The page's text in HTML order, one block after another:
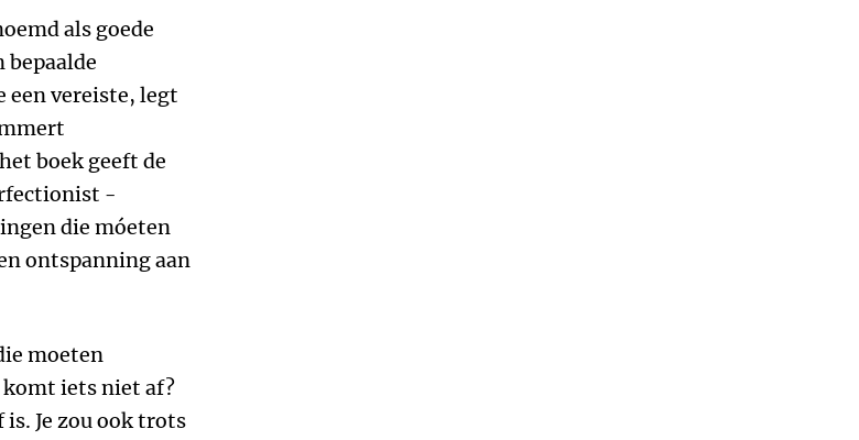
als goede
bepaalde
een vereiste, legt
boek geeft de
-
die móeten
ontspanning aan
moeten
komt iets niet af?
Je zou ook trots